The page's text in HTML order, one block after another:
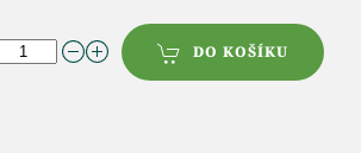
DO KOŠÍKU